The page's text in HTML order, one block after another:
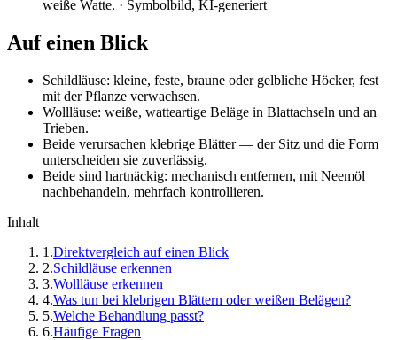
weiße Watte. · Symbolbild, KI-generiert
Auf einen Blick
Schildläuse: kleine, feste, braune oder gelbliche Höcker, fest
mit der Pflanze verwachsen.
Wollläuse: weiße, watteartige Beläge in Blattachseln und an
Trieben.
Beide verursachen klebrige Blätter — der Sitz und die Form
unterscheiden sie zuverlässig.
Beide sind hartnäckig: mechanisch entfernen, mit Neemöl
nachbehandeln, mehrfach kontrollieren.
Inhalt
1 .Direktvergleich auf einen Blick
2.Schildläuse erkennen
3.Wollläuse erkennen
4.Was tun bei klebrigen Blättern oder weißen Belägen?
5.Welche Behandlung passt?
6.Häufige Fragen